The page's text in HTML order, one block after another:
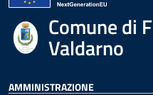
Comune di
Valdarno
AMMINISTRAZIONE